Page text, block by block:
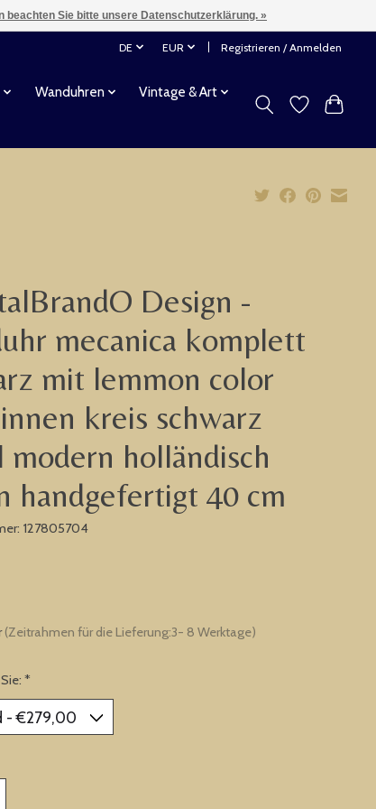
DE EUR Registrieren / Anmelden
Wanduhren
Vintage & Art
Design -
mecanica komplett
mit lemmon color
kreis schwarz
modern holländisch
handgefertigt 40 cm
127805704
(Zeitrahmen für die Lieferung:3- 8 Werktage)
*
beachten Sie bitte unsere Datenschutzerklärung. »